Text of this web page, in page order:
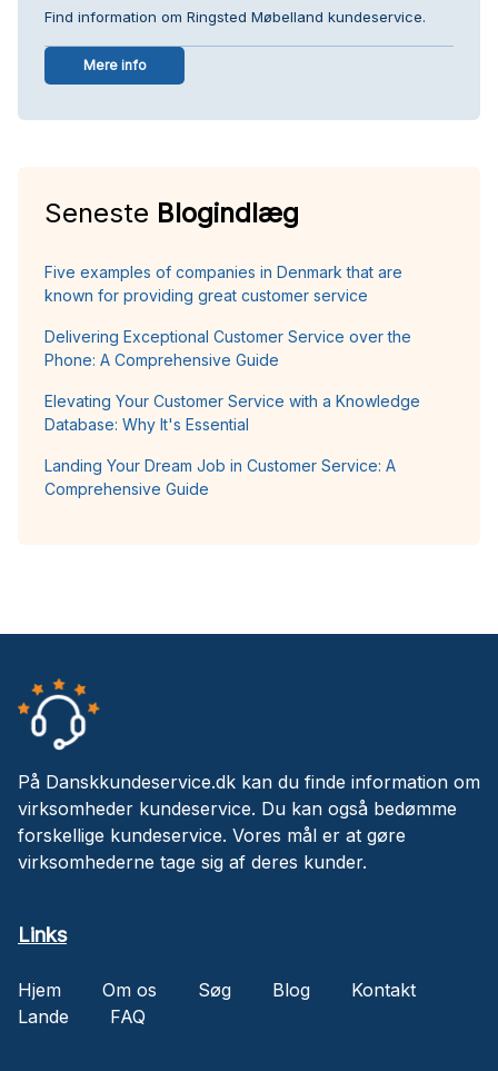
Find information om Ringsted Møbelland kundeservice.
Mere info
Seneste Blogindlæg
Five examples of companies in Denmark that are
known for providing great customer service
Delivering Exceptional Customer Service over the
Phone: A Comprehensive Guide
Elevating Your Customer Service with a Knowledge
Database: Why It's Essential
Landing Your Dream Job in Customer Service: A
Comprehensive Guide
På Danskkundeservice.dk kan du finde information om
virksomheder kundeservice. Du kan også bedømme
forskellige kundeservice. Vores mål er at gøre
virksomhederne tage sig af deres kunder.
Links
Hjem Om os Søg Blog
Kontakt
Lande
FAQ